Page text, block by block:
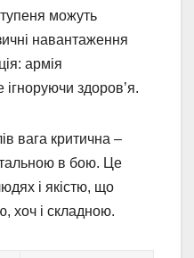
можуть
навантаження
армія
ігноруючи здоров’я.
вага критична –
в бою. Це
і якістю, що
хоч і складною.